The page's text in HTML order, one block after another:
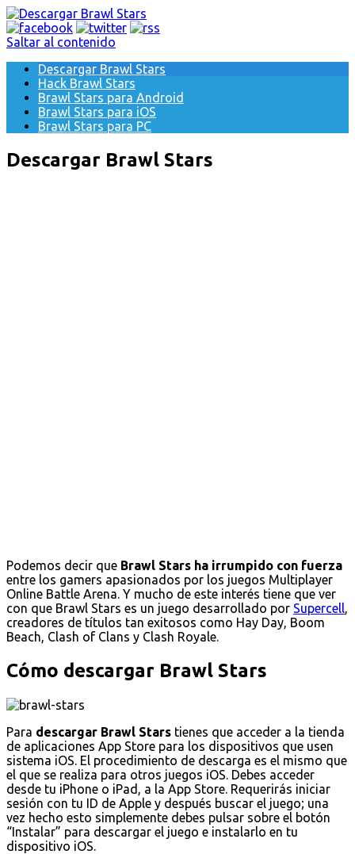
Saltar al contenido
Descargar Brawl Stars
Hack Brawl Stars
Brawl Stars para Android
Brawl Stars para iOS
Brawl Stars para PC
Descargar Brawl Stars
Podemos decir que Brawl Stars ha irrumpido con fuerza
entre los gamers apasionados por los juegos Multiplayer
Online Battle Arena. Y mucho de este interés tiene que ver
con que Brawl Stars es un juego desarrollado por Supercell,
creadores de títulos tan exitosos como Hay Day, Boom
Beach, Clash of Clans y Clash Royale.
Cómo descargar Brawl Stars
Para descargar Brawl Stars tienes que acceder a la tienda
de aplicaciones App Store para los dispositivos que usen
sistema iOS. El procedimiento de descarga es el mismo que
el que se realiza para otros juegos iOS. Debes acceder
desde tu iPhone o iPad, a la App Store. Requerirás iniciar
sesión con tu ID de Apple y después buscar el juego; una
vez hecho esto simplemente debes pulsar sobre el botón
“Instalar” para descargar el juego e instalarlo en tu
dispositivo iOS.